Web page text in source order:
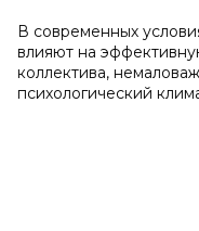
В современных
влияют на
коллектива,
психологический